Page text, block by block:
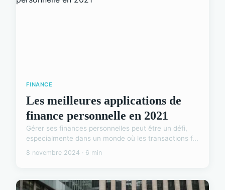
FINANCE
Les meilleures applications de
finance personnelle en 2021
Gérer ses finances personnelles peut être un défi,
especialmente dans un monde où les transactions f...
8 novembre 2024 · 6 min